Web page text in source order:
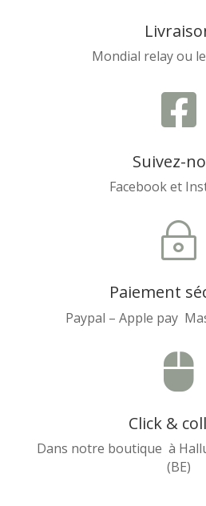
Mondial relay ou

Suivez-
Facebook et
~
Paiement
Paypal – Apple pay

Click &
Dans notre boutique à
(BE)